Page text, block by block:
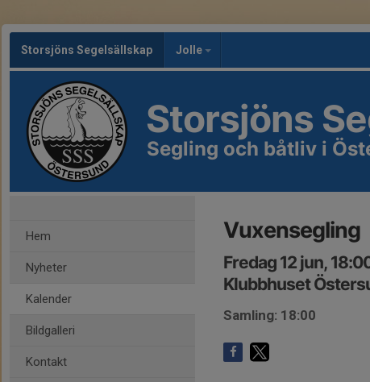
Storsjöns Segelsällskap Jolle
Storsjöns
Segling och båtliv i
Hem
Nyheter
Kalender
Bildgalleri
Kontakt
Vuxensegling
Fredag 12 jun,
Klubbhuset
Samling: 18:00